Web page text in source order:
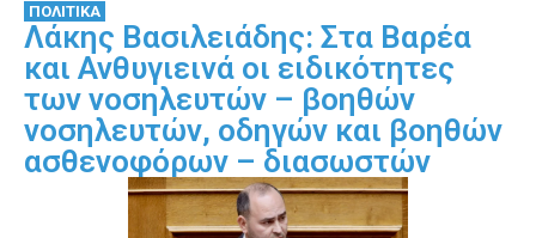
ΠΟΛΙΤΙΚΑ
Λάκης Βασιλειάδης: Στα Βαρέα
και Ανθυγιεινά οι ειδικότητες
των νοσηλευτών – βοηθών
νοσηλευτών, οδηγών και βοηθών
ασθενοφόρων – διασωστών